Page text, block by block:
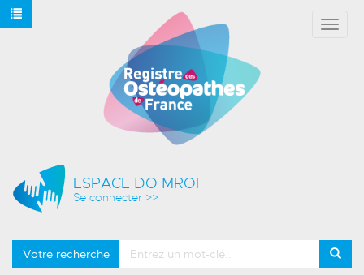
ESPACE DO MROF
Se connecter >>
Votre recherche